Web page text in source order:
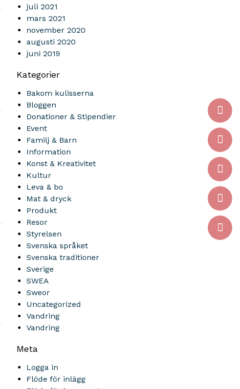
juli 2021
mars 2021
november 2020
augusti 2020
juni 2019
Kategorier
Bakom kulisserna
Bloggen
Donationer & Stipendier
Event
Familj & Barn
Information
Konst & Kreativitet
Kultur
Leva & bo
Mat & dryck
Produkt
Resor
Styrelsen
Svenska språket
Svenska traditioner
Sverige
SWEA
Sweor
Uncategorized
Vandring
Vandring
Meta
Logga in
Flöde för inlägg